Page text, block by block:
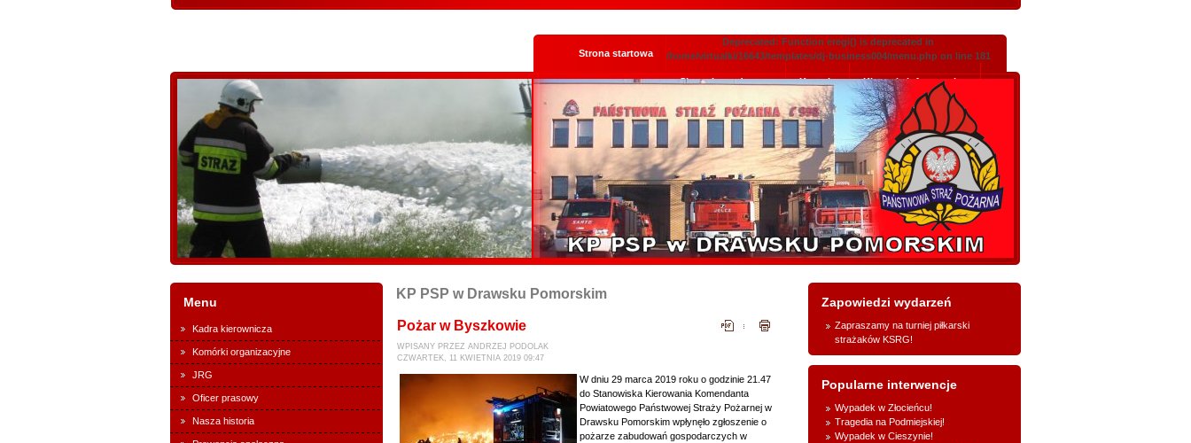
Strona startowa
Deprecated: Function eregi() is deprecated in
/home/virtualki/16643/templates/dj-business004/menu.php on line 181
Skrzynka podawcza Kontakt Klauzula informacyjna
Menu
Kadra kierownicza
Komórki organizacyjne
JRG
Oficer prasowy
Nasza historia
KP PSP w Drawsku Pomorskim
Pożar w Byszkowie
WPISANY PRZEZ ANDRZEJ PODOLAK
CZWARTEK, 11 KWIETNIA 2019 09:47
W dniu 29 marca 2019 roku o godzinie 21.47
do Stanowiska Kierowania Komendanta
Powiatowego Państwowej Straży Pożarnej w
Drawsku Pomorskim wpłynęło zgłoszenie o
pożarze zabudowań gospodarczych w
Zapowiedzi wydarzeń
Zapraszamy na turniej piłkarski
strażaków KSRG!
Popularne interwencje
Wypadek w Złocieńcu!
Tragedia na Podmiejskiej!
Wypadek w Cieszynie!